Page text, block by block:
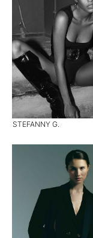
STEFANNY G.